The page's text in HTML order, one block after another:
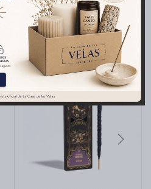
pueden interesar